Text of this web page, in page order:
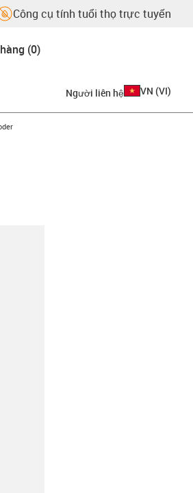
Công cụ tính tuổi thọ trực tuyến
(0)
Người liên hệ VN (VI)
right